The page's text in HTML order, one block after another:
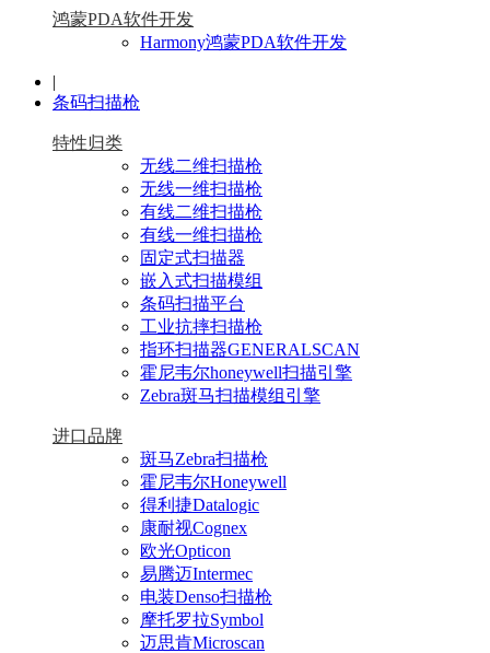
鸿蒙PDA软件开发
Harmony鸿蒙PDA软件开发
|
条码扫描枪
特性归类
无线二维扫描枪
无线一维扫描枪
有线二维扫描枪
有线一维扫描枪
固定式扫描器
嵌入式扫描模组
条码扫描平台
工业抗摔扫描枪
指环扫描器GENERALSCAN
霍尼韦尔honeywell扫描引擎
Zebra斑马扫描模组引擎
进口品牌
斑马Zebra扫描枪
霍尼韦尔Honeywell
得利捷Datalogic
康耐视Cognex
欧光Opticon
易腾迈Intermec
电装Denso扫描枪
摩托罗拉Symbol
迈思肯Microscan